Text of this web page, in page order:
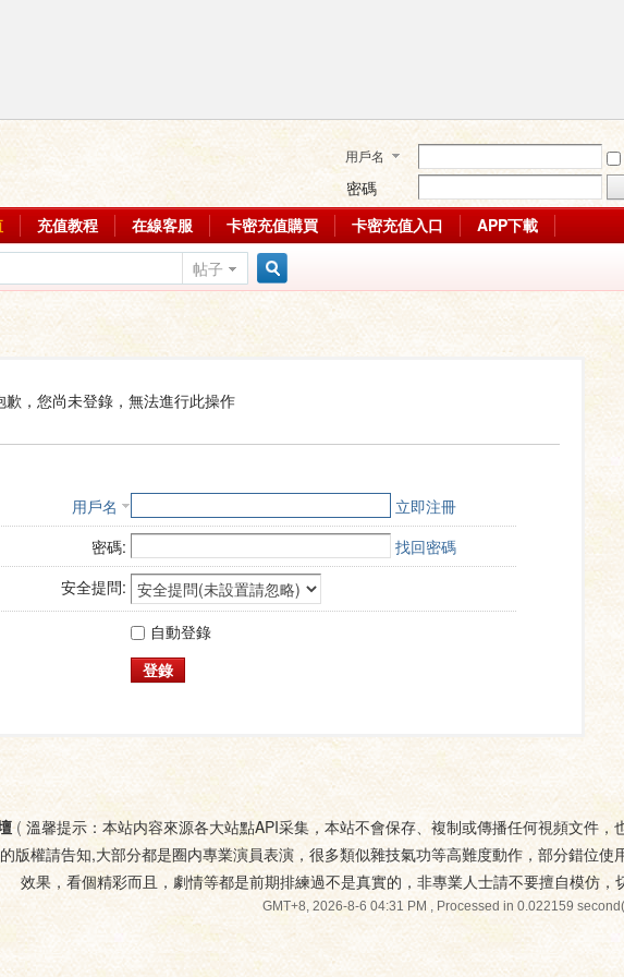
用戶名
密碼
充值教程 在線客服 卡密充值購買 卡密充值入口
APP下載
帖子
歉，您尚未登錄，無法進行此操作
用戶名
立即注冊
密碼:
找回密碼
安全提問:
自動登錄
登錄
( 溫馨提示：本站内容來源各大站點API采集，本站不會保存、複制或傳播任何視頻文件，
版權請告知,大部分都是圈内專業演員表演，很多類似雜技氣功等高難度動作，部分錯位使
效果，看個精彩而且，劇情等都是前期排練過不是真實的，非專業人士請不要擅自模仿，
GMT+8, 2026-8-6 04:31 PM, Processed in 0.022159